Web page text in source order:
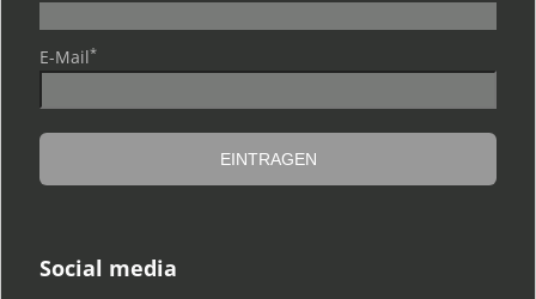
E-Mail*
Social media